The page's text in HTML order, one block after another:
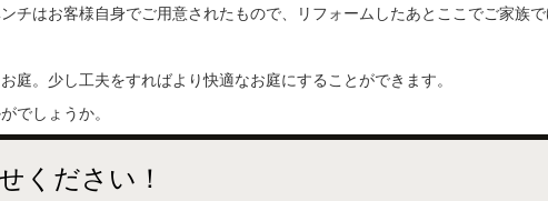
チはお客様自身でご用意されたもので、リフォームしたあとここでご家族
庭。少し工夫をすればより快適なお庭にすることができます。
でしょうか。
ください！